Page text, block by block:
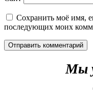
Сохранить моё имя,
последующих моих
Мы